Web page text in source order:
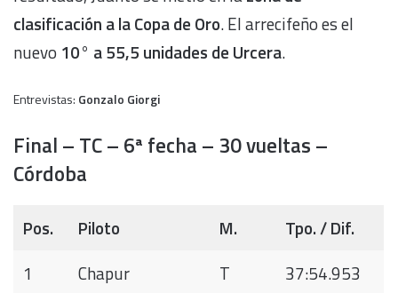
clasificación a la Copa de Oro. El arrecifeño es el
nuevo 10° a 55,5 unidades de Urcera.
Entrevistas: Gonzalo Giorgi
Final – TC – 6ª fecha – 30 vueltas –
Córdoba
Pos. Piloto M.
Tpo. / Dif.
1
Chapur T
37:54.953